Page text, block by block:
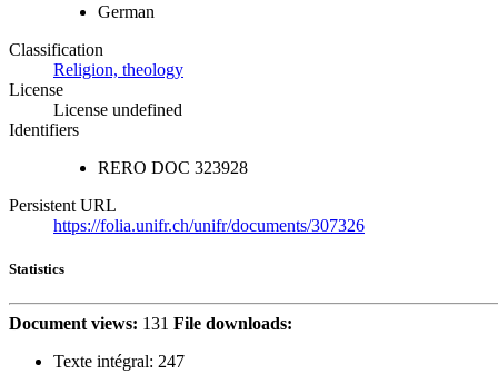
German
Classification
Religion, theology
License
License undefined
Identifiers
RERO DOC 323928
Persistent URL
https://folia.unifr.ch/unifr/documents/307326
Statistics
Document views: 131 File downloads:
Texte intégral: 247